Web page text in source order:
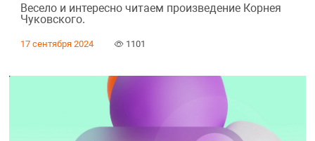
Весело и интересно читаем произведение Корнея
Чуковского.
17 сентября 2024 1101